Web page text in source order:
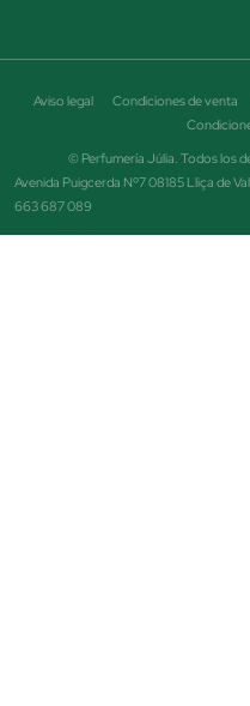
© Perfumería Júlia. Todos los
Aviso legal Condiciones de venta
Avenida Puigcerda Nº7 08185 Lliça de
663 687 089